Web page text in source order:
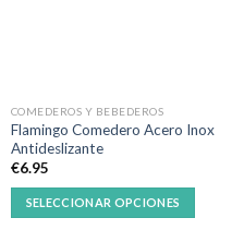
COMEDEROS Y BEBEDEROS
Flamingo Comedero Acero Inox
Antideslizante
€6.95
SELECCIONAR OPCIONES